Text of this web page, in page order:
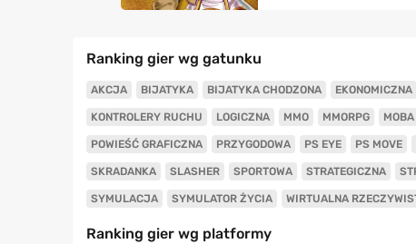
Ranking gier wg gatunku
AKCJA BIJATYKA BIJATYKA CHODZONA EKONOMICZNA
KONTROLERY RUCHU LOGICZNA MMO MMORPG MOBA
POWIEŚĆ GRAFICZNA PRZYGODOWA PS EYE PS MOVE
SKRADANKA SLASHER SPORTOWA STRATEGICZNA
SYMULACJA SYMULATOR ŻYCIA WIRTUALNA
Ranking gier wg platformy